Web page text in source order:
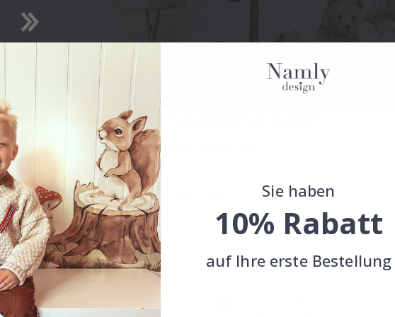
Echte Inspiration von unseren glücklichen Kunden!
Teile dein Bild mit #namly_design
Andere kauften auch Sie haben
10% Rabatt
auf Ihre erste Bestellung